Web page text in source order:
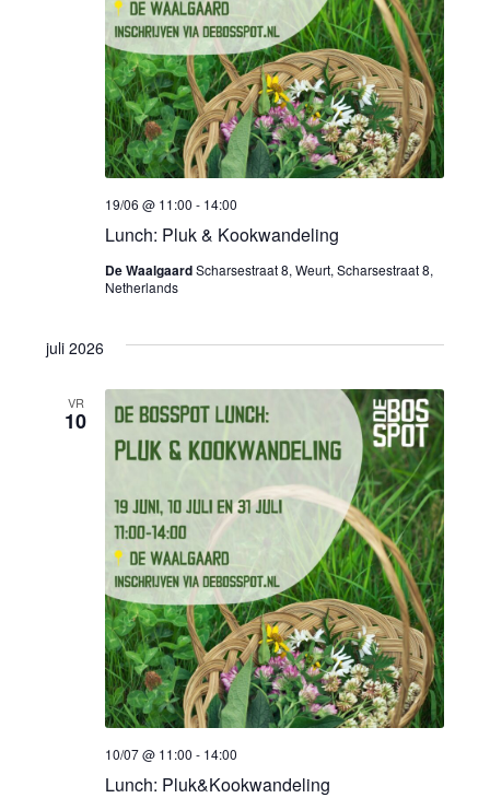
Lunch: Pluk & Kookwandeling
19/06 @ 11:00 - 14:00
De WaalgaardScharsestraat 8, Weurt, Scharsestraat 8,
Netherlands
juli 2026
VR
10
Lunch: Pluk&Kookwandeling
10/07 @ 11:00 - 14:00